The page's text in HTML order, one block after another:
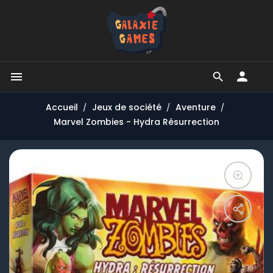


Accueil Jeux de société
Aventure
Marvel Zombies - Hydra Résurrection